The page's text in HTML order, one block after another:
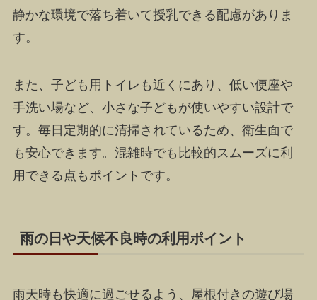
静かな環境で落ち着いて授乳できる配慮がありま
す。
また、子ども用トイレも近くにあり、低い便座や
手洗い場など、小さな子どもが使いやすい設計で
す。毎日定期的に清掃されているため、衛生面で
も安心できます。混雑時でも比較的スムーズに利
用できる点もポイントです。
雨の日や天候不良時の利用ポイント
雨天時も快適に過ごせるよう、屋根付きの遊び場